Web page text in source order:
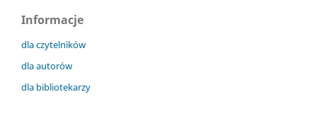
Informacje
dla czytelników
dla autorów
dla bibliotekarzy